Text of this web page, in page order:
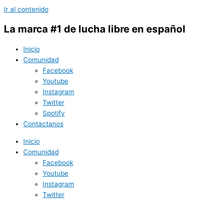
Ir al contenido
La marca #1 de lucha libre en español
Inicio
Comunidad
Facebook
Youtube
Instagram
Twitter
Spotify
Contactanos
Inicio
Comunidad
Facebook
Youtube
Instagram
Twitter